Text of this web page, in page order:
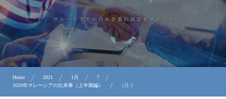
プライバシーポリシー及び著作権について
お問合せ
Home 2021 1月
7
2020年マレーシアの出来事（上半期編）
1月-2